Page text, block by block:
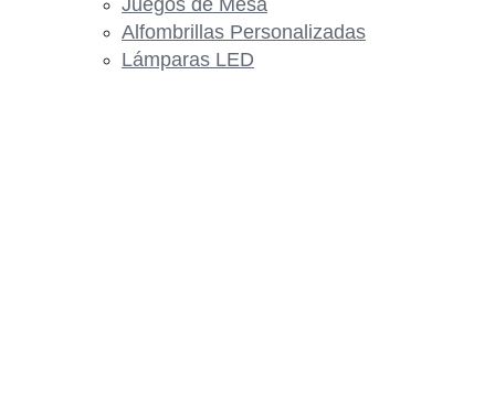
Juegos de Mesa
Alfombrillas Personalizadas
Lámparas LED